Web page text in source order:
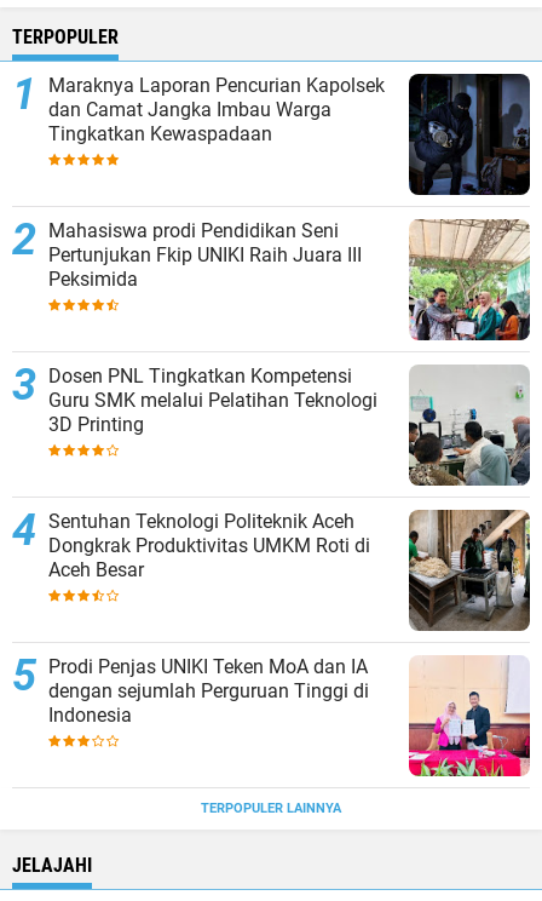
TERPOPULER
Maraknya Laporan Pencurian Kapolsek
dan Camat Jangka Imbau Warga
Tingkatkan Kewaspadaan
Mahasiswa prodi Pendidikan Seni
Pertunjukan Fkip UNIKI Raih Juara III
Peksimida
Dosen PNL Tingkatkan Kompetensi
Guru SMK melalui Pelatihan Teknologi
3D Printing
Sentuhan Teknologi Politeknik Aceh
Dongkrak Produktivitas UMKM Roti di
Aceh Besar
Prodi Penjas UNIKI Teken MoA dan IA
dengan sejumlah Perguruan Tinggi di
Indonesia
TERPOPULER LAINNYA
JELAJAHI